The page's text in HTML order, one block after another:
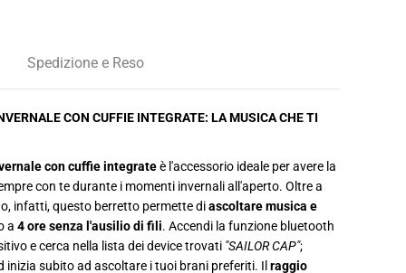
t
p
a
p
e
l
l
o
i
Spedizione e Reso
CON CUFFIE INTEGRATE: LA MUSICA CHE TI
con cuffie integrateè l'accessorio ideale per avere la
con te durante i momenti invernali all'aperto. Oltre a
infatti, questo berretto permette diascoltare musica e
a 4 oresenza l'ausilio di fili. Accendi la funzione bluetooth
e cerca nella lista dei device trovati "SAILOR CAP";
inizia subito ad ascoltare i tuoi brani preferiti. Il raggio